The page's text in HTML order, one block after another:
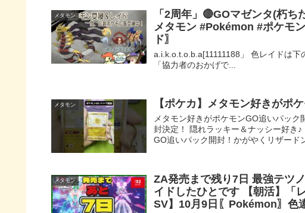
メタモン
「2周年」🔴GOマゼンタ(朽
メタモン #Pokémon #ポケモ
ド〗
a.i.k.o.t.o.b.a[11111188」 色レイドは
「協力者のおかげで...
メタモン 【ポケカ】メタモン好きがポ
メタモン好きがポケモンGO追いパッ
封決定！ 隠れラッキー＆ナッシー好き
GO追いパック開封！かがやくリザード
メタモン
ZA発売まで残り7日 最強テツ
イドしたひとです 【朝活】「
SV】10月9日〖Pokémon〗色